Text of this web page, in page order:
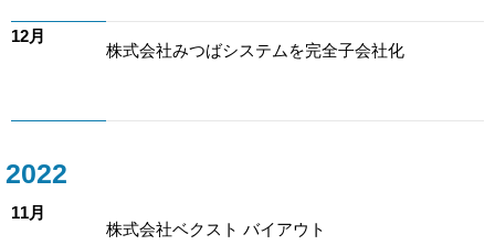
12月
株式会社みつばシステムを完全子会社化
2022
11月
株式会社ベクスト バイアウト